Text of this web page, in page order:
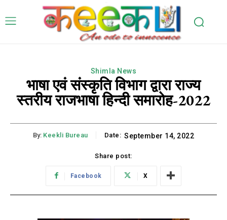
Shimla News
भाषा एवं संस्कृति विभाग द्वारा राज्य
स्तरीय राजभाषा हिन्दी समारोह-2022
By: Keekli Bureau Date: September 14, 2022
Share post:
Facebook X